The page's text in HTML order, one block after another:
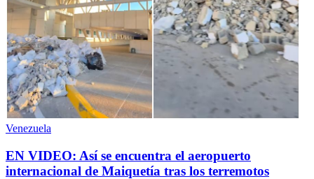
Venezuela
EN VIDEO: Así se encuentra el aeropuerto
internacional de Maiquetía tras los terremotos